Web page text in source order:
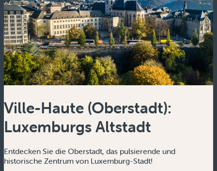
Ville-Haute (Oberstadt):
Luxemburgs Altstadt
Entdecken Sie die Oberstadt, das pulsierende und
historische Zentrum von Luxemburg-Stadt!